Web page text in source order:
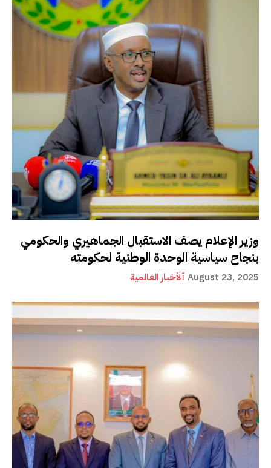
وزير الإعلام يصف الاستقبال الجماهيري والحكومي
بنجاح سياسية الوحدة الوطنية لحكومته
ألأخبار العالمية August 23, 2025